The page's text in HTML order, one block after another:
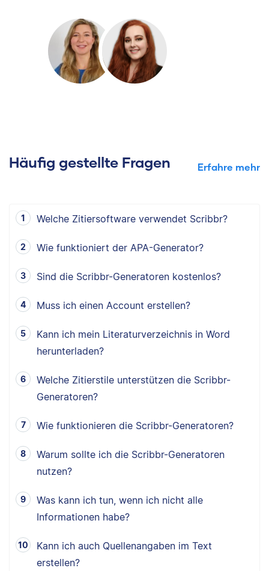
Häufig gestellte Fragen Erfahre mehr
Welche Zitiersoftware verwendet Scribbr?
Wie funktioniert der APA-Generator?
Sind die Scribbr-Generatoren kostenlos?
Muss ich einen Account erstellen?
Kann ich mein Literaturverzeichnis in Word
herunterladen?
Welche Zitierstile unterstützen die Scribbr-
Generatoren?
Wie funktionieren die Scribbr-Generatoren?
Warum sollte ich die Scribbr-Generatoren
nutzen?
Was kann ich tun, wenn ich nicht alle
Informationen habe?
Kann ich auch Quellenangaben im Text
erstellen?